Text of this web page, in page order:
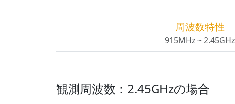
周波数特性
915MHz ~ 2.45GHz
観測周波数：2.45GHzの場合